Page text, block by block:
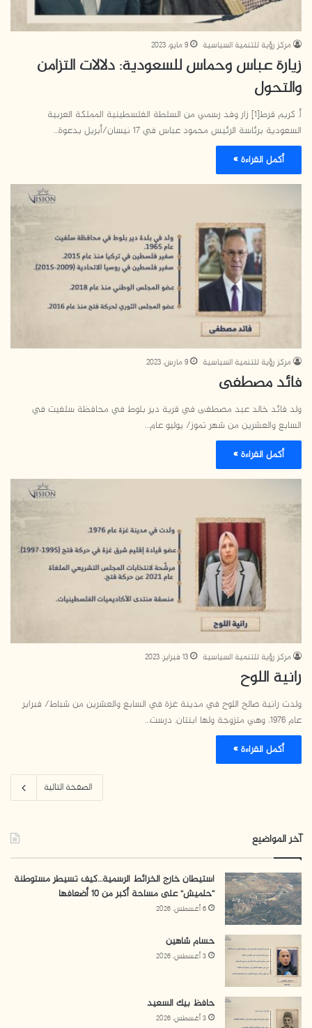
مركز رؤية للتنمية السياسية 9 مايو، 2023
زيارة عباس وحماس للسعودية: دلالات التزامن
والتحول
أ. كريم قرط[1] زار وفد رسمي من السلطة الفلسطينية المملكة العربية
السعودية برئاسة الرئيس محمود عباس في 17 نيسان/أبريل بدعوة…
أكمل القراءة »
مركز رؤية للتنمية السياسية 9 مارس، 2023
فائد مصطفى
ولد فائد خالد عبد مصطفى في قرية دير بلوط في محافظة سلفيت في
السابع والعشرين من شهر تموز/ يوليو عام…
أكمل القراءة »
مركز رؤية للتنمية السياسية 13 فبراير، 2023
رانية اللوح
ولدت رانية صالح اللوح في مدينة غزة في السابع والعشرين من شباط/ فبراير
عام 1976، وهي متزوجة ولها ابنتان. درست…
أكمل القراءة »
الصفحة التالية
آخر المواضيع
استيطان خارج الخرائط الرسمية…كيف تسيطر مستوطنة
“حلميش” على مساحة أكبر من 10 أضعافها
6 أغسطس، 2026
حسام شاهين
3 أغسطس، 2026
حافظ بيك السعيد
3 أغسطس، 2026